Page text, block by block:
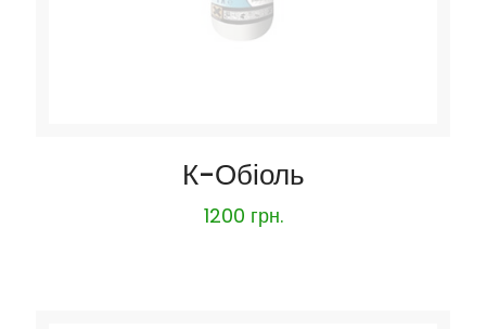
К-Обіоль
1200 грн.